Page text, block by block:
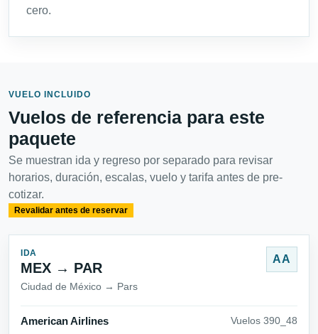
cero.
VUELO INCLUIDO
Vuelos de referencia para este
paquete
Se muestran ida y regreso por separado para revisar
horarios, duración, escalas, vuelo y tarifa antes de pre-
cotizar.
Revalidar antes de reservar
IDA
MEX → PAR
Ciudad de México → Pars
AA
American Airlines Vuelos 390_48